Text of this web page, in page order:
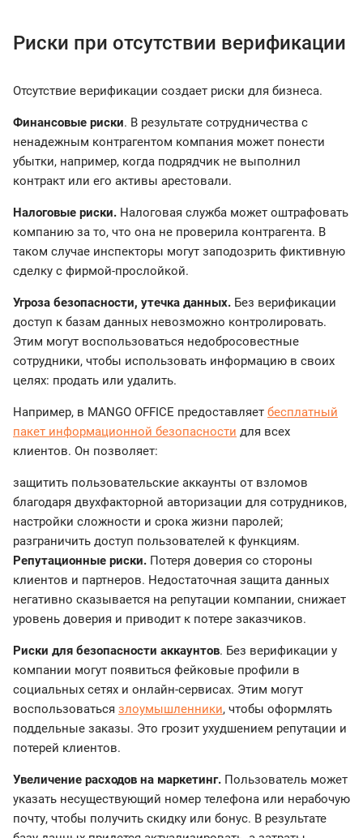
Риски при отсутствии верификации
Отсутствие верификации создает риски для бизнеса.
Финансовые риски. В результате сотрудничества с
ненадежным контрагентом компания может понести
убытки, например, когда подрядчик не выполнил
контракт или его активы арестовали.
Налоговые риски. Налоговая служба может оштрафовать
компанию за то, что она не проверила контрагента. В
таком случае инспекторы могут заподозрить фиктивную
сделку с фирмой-прослойкой.
Угроза безопасности, утечка данных. Без верификации
доступ к базам данных невозможно контролировать.
Этим могут воспользоваться недобросовестные
сотрудники, чтобы использовать информацию в своих
целях: продать или удалить.
Например, в MANGO OFFICE предоставляет бесплатный
пакет информационной безопасности для всех
клиентов. Он позволяет:
защитить пользовательские аккаунты от взломов
благодаря двухфакторной авторизации для сотрудников,
настройки сложности и срока жизни паролей;
разграничить доступ пользователей к функциям.
Репутационные риски. Потеря доверия со стороны
клиентов и партнеров. Недостаточная защита данных
негативно сказывается на репутации компании, снижает
уровень доверия и приводит к потере заказчиков.
Риски для безопасности аккаунтов. Без верификации у
компании могут появиться фейковые профили в
социальных сетях и онлайн-сервисах. Этим могут
воспользоваться злоумышленники, чтобы оформлять
поддельные заказы. Это грозит ухудшением репутации и
потерей клиентов.
Увеличение расходов на маркетинг. Пользователь может
указать несуществующий номер телефона или нерабочую
почту, чтобы получить скидку или бонус. В результате